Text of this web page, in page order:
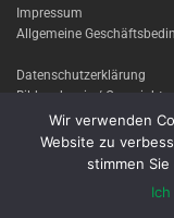
Impressum
Allgemeine
Datenschutzerklärung
Bildnachweis / Copyright
Imprint
Terms & conditions
Wir verwenden
Website zu
stimmen